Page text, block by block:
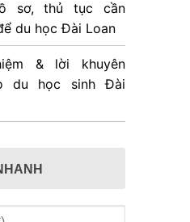
sơ, thủ tục cần
du học Đài Loan
& lời khuyên
du học sinh Đài